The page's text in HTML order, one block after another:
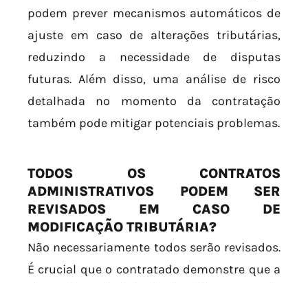
podem prever mecanismos automáticos de
ajuste em caso de alterações tributárias,
reduzindo a necessidade de disputas
futuras. Além disso, uma análise de risco
detalhada no momento da contratação
também pode mitigar potenciais problemas.
TODOS OS CONTRATOS
ADMINISTRATIVOS PODEM SER
REVISADOS EM CASO DE
MODIFICAÇÃO TRIBUTÁRIA?
Não necessariamente todos serão revisados.
É crucial que o contratado demonstre que a